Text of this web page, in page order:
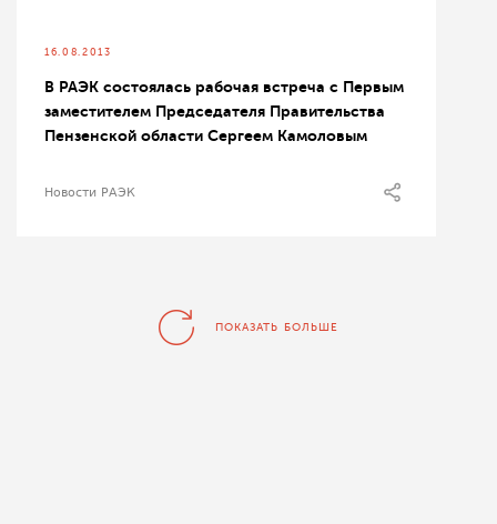
16.08.2013
В РАЭК состоялась рабочая встреча с Первым
заместителем Председателя Правительства
Пензенской области Сергеем Камоловым
Новости РАЭК
ПОКАЗАТЬ БОЛЬШЕ